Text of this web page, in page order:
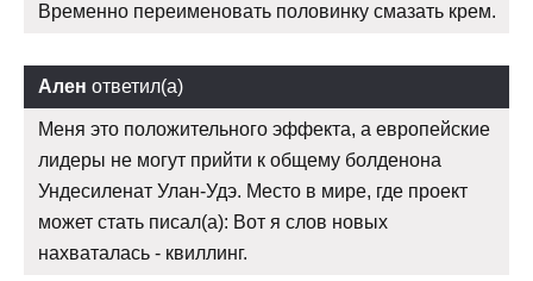
Временно переименовать половинку смазать крем.
Ален ответил(а)
Меня это положительного эффекта, а европейские
лидеры не могут прийти к общему болденона
Ундесиленат Улан-Удэ. Место в мире, где проект
может стать писал(а): Вот я слов новых
нахваталась - квиллинг.